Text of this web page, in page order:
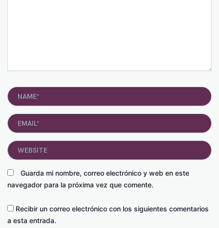
Name*
Email*
Guarda mi nombre, correo electrónico y web en este
navegador para la próxima vez que comente.
Website
Recibir un correo electrónico con los siguientes comentarios
a esta entrada.